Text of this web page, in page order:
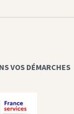
VOS DÉMARCHES